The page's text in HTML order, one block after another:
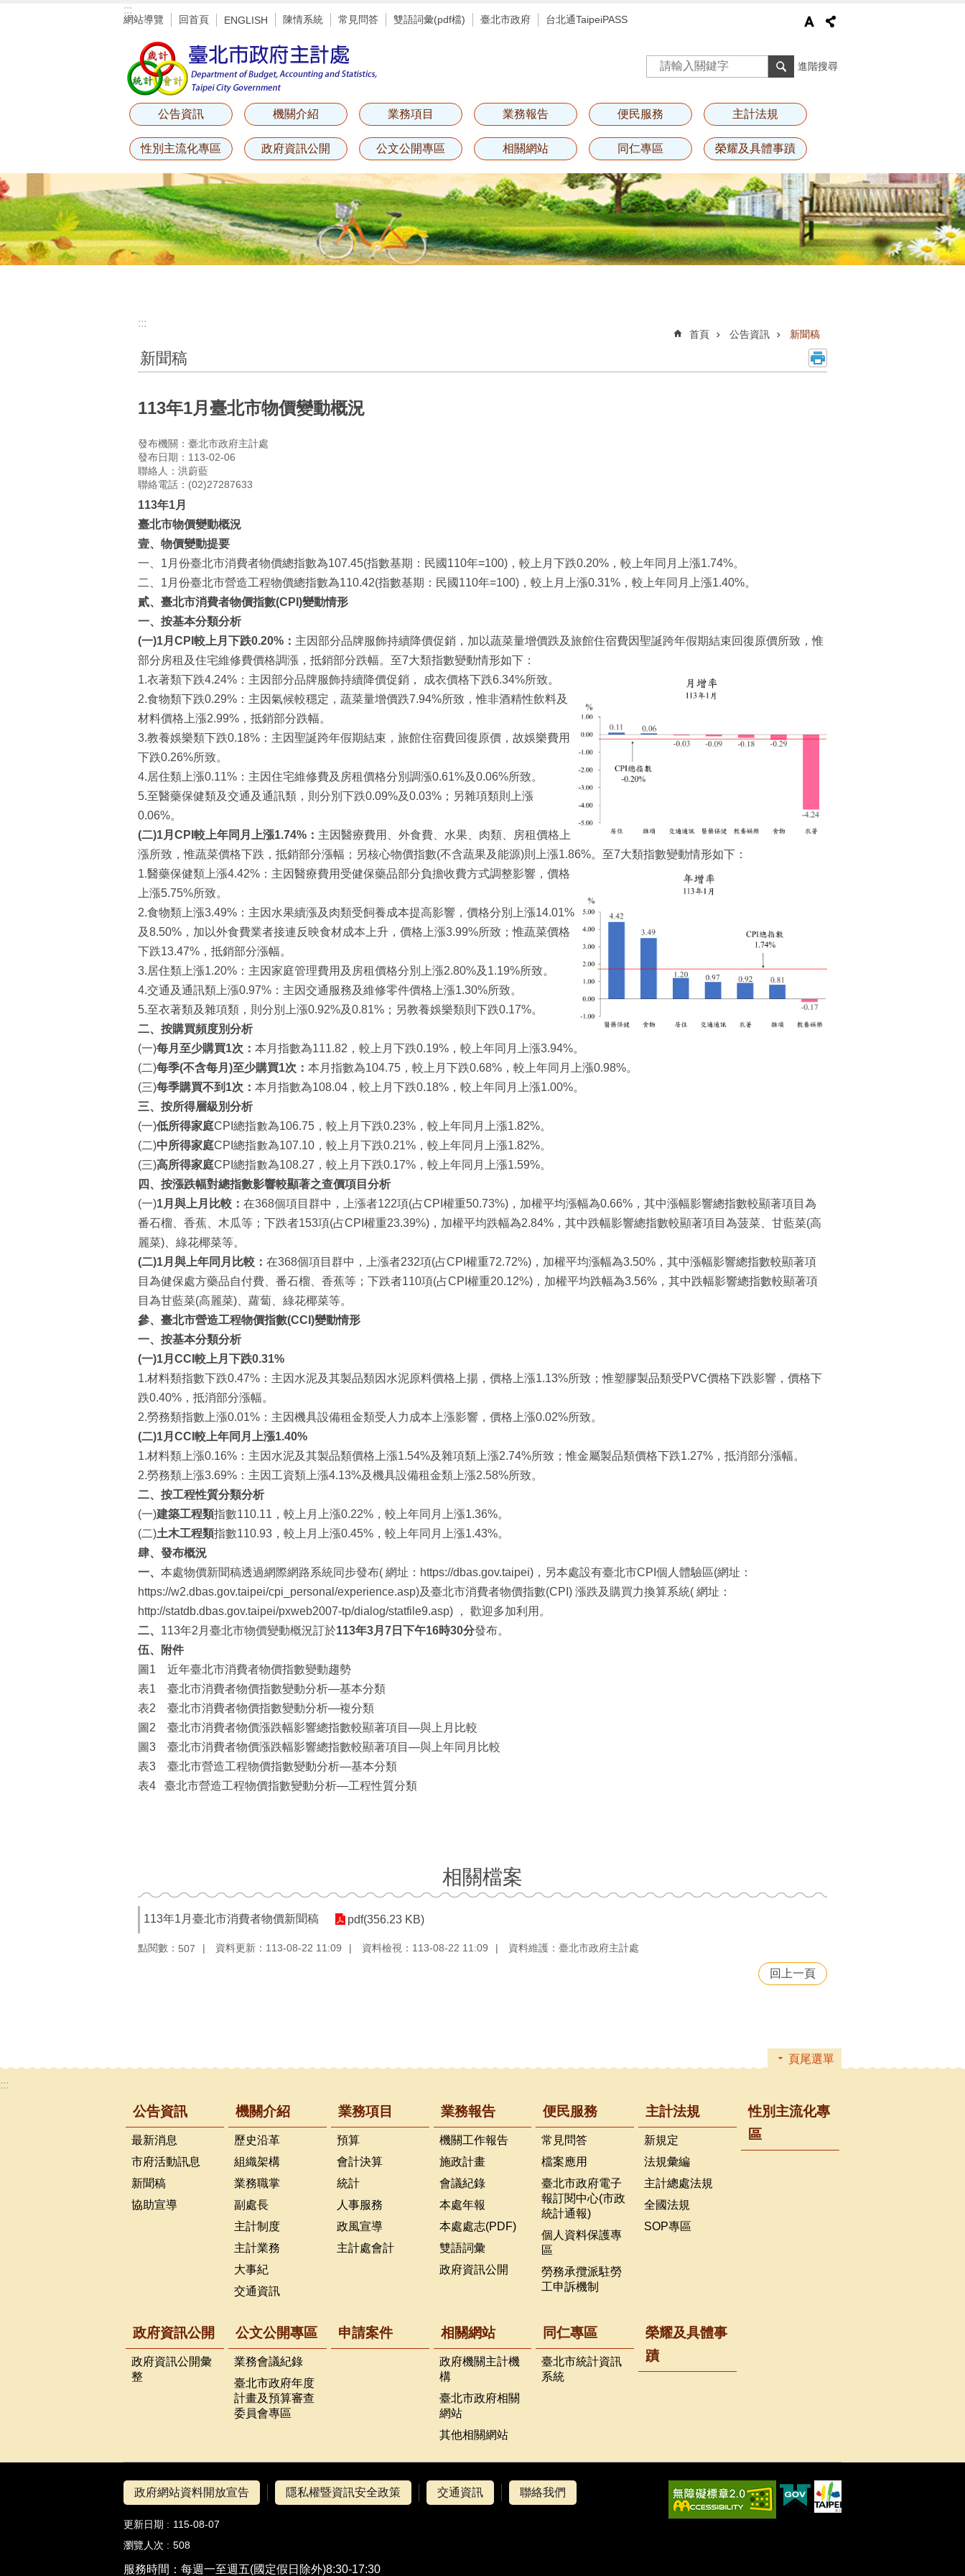
:::
網站導覽 回首頁 ENGLISH 陳情系統 常見問答 雙語詞彙(pdf檔) 臺北市政府 台北通TaipeiPASS
進階搜尋
公告資訊 機關介紹 業務項目 業務報告 便民服務 主計法規
性別主流化專區 政府資訊公開 公文公開專區 相關網站 同仁專區 榮耀及具體事蹟
:::
首頁 公告資訊 新聞稿
新聞稿
113年1月臺北市物價變動概況
發布機關：臺北市政府主計處
發布日期：113-02-06
聯絡人：洪蔚藍
聯絡電話：(02)27287633
113年1月
臺北市物價變動概況
壹、物價變動提要
一、1月份臺北市消費者物價總指數為107.45(指數基期：民國110年=100)，較上月下跌0.20%，較上年同月上漲1.74%。
二、1月份臺北市營造工程物價總指數為110.42(指數基期：民國110年=100)，較上月上漲0.31%，較上年同月上漲1.40%。
貳、 臺北市消費者物價指數(CPI)變動情形
一、 按基本分類分析
(一)1月 CPI 較上月下跌0.20% ： 主因部分品牌服飾持續降價促銷，加以蔬菜量增價跌及旅館住宿費因聖誕跨年假期結束回復原價所致，惟
部分房租及住宅維修費價格調漲，抵銷部分跌幅。至7大類指數變動情形如下：
1.衣著類下跌4.24%：主因部分品牌服飾持續降價促銷， 成衣價格下跌6.34%所致。
2.食物類下跌0.29%：主因氣候較穩定，蔬菜量增價跌7.94%所致，惟非酒精性飲料及
材料價格上漲2.99%，抵銷部分跌幅。
3.教養娛樂類下跌0.18%：主因聖誕跨年假期結束，旅館住宿費回復原價，故娛樂費用
下跌0.26%所致。
4.居住類上漲0.11%：主因住宅維修費及房租價格分別調漲0.61%及0.06%所致。
5.至醫藥保健類及交通及通訊類，則分別下跌0.09%及0.03%；另雜項類則上漲
0.06%。
(二)1月 CPI 較上年同月上漲1.74% ： 主因醫療費用、外食費、水果、肉類、房租價格上
漲所致，惟蔬菜價格下跌，抵銷部分漲幅；另核心物價指數(不含蔬果及能源)則上漲1.86%。至7大類指數變動情形如下：
1.醫藥保健類上漲4.42%：主因醫療費用受健保藥品部分負擔收費方式調整影響，價格
上漲5.75%所致。
2.食物類上漲3.49%：主因水果續漲及肉類受飼養成本提高影響，價格分別上漲14.01%
及8.50%，加以外食費業者接連反映食材成本上升，價格上漲3.99%所致；惟蔬菜價格
下跌13.47%，抵銷部分漲幅。
3.居住類上漲1.20%：主因家庭管理費用及房租價格分別上漲2.80%及1.19%所致。
4.交通及通訊類上漲0.97%：主因交通服務及維修零件價格上漲1.30%所致。
5.至衣著類及雜項類，則分別上漲0.92%及0.81%；另教養娛樂類則下跌0.17%。
二、 按購買頻度別分析
(一)每月至少購買1次 ： 本月指數為111.82，較上月下跌0.19%，較上年同月上漲3.94%。
(二)每季(不含每月 )至少購買1次 ： 本月指數為104.75，較上月下跌0.68%，較上年同月上漲0.98%。
(三)每季購買不到 1次 ： 本月指數為108.04，較上月下跌0.18%，較上年同月上漲1.00%。
三、 按所得層級別分析
(一)低所得家庭CPI總指數為106.75，較上月下跌0.23%，較上年同月上漲1.82%。
(二)中所得家庭CPI總指數為107.10，較上月下跌0.21%，較上年同月上漲1.82%。
(三)高所得家庭CPI總指數為108.27，較上月下跌0.17%，較上年同月上漲1.59%。
四、按漲跌幅對總指數影響較顯著之查價項目分析
(一)1月 與 上 月比較： 在368個項目群中，上漲者122項(占CPI權重50.73%)，加權平均漲幅為0.66%，其中漲幅影響總指數較顯著項目為
番石榴、香蕉、木瓜等；下跌者153項(占CPI權重23.39%)，加權平均跌幅為2.84%，其中跌幅影響總指數較顯著項目為菠菜、甘藍菜(高
麗菜)、綠花椰菜等。
(二)1月 與 上年同 月比較： 在368個項目群中，上漲者232項(占CPI權重72.72%)，加權平均漲幅為3.50%，其中漲幅影響總指數較顯著項
目為健保處方藥品自付費、番石榴、香蕉等；下跌者110項(占CPI權重20.12%)，加權平均跌幅為3.56%，其中跌幅影響總指數較顯著項
目為甘藍菜(高麗菜)、蘿蔔、綠花椰菜等。
參、 臺北市營造工程物價指數(CCI)變動情形
一、按基本分類分析
(一)1月 CCI 較上月下跌0.31%
1.材料類指數下跌0.47%：主因水泥及其製品類因水泥原料價格上揚，價格上漲1.13%所致；惟塑膠製品類受PVC價格下跌影響，價格下
跌0.40%，抵消部分漲幅。
2.勞務類指數上漲0.01%：主因機具設備租金類受人力成本上漲影響，價格上漲0.02%所致。
(二)1月 CCI 較上年同月上漲1.40%
1.材料類上漲0.16%：主因水泥及其製品類價格上漲1.54%及雜項類上漲2.74%所致；惟金屬製品類價格下跌1.27%，抵消部分漲幅。
2.勞務類上漲3.69%：主因工資類上漲4.13%及機具設備租金類上漲2.58%所致。
二、按工程性質分類分析
(一)建築工程類指數110.11，較上月上漲0.22%，較上年同月上漲1.36%。
(二)土木工程類指數110.93，較上月上漲0.45%，較上年同月上漲1.43%。
肆、發布概況
一、 本處物價新聞稿透過網際網路系統同步發布( 網址：https://dbas.gov.taipei)，另本處設有臺北市CPI個人體驗區(網址：
https://w2.dbas.gov.taipei/cpi_personal/experience.asp)及臺北市消費者物價指數(CPI) 漲跌及購買力換算系統( 網址：
http://statdb.dbas.gov.taipei/pxweb2007-tp/dialog/statfile9.asp) ， 歡迎多加利用。
二、 113年2月臺北市物價變動概況訂於113年3月 7 日 下午16時30分發布。
伍、附件
圖1 近年臺北市消費者物價指數變動趨勢
表1 臺北市消費者物價指數變動分析―基本分類
表2 臺北市消費者物價指數變動分析―複分類
圖2 臺北市消費者物價漲跌幅影響總指數較顯著項目—與上月比較
圖3 臺北市消費者物價漲跌幅影響總指數較顯著項目—與上年同月比較
表3 臺北市營造工程物價指數變動分析—基本分類
表4 臺北市營造工程物價指數變動分析—工程性質分類
相關檔案
113年1月臺北市消費者物價新聞稿 pdf(356.23 KB)
點閱數： 507 資料更新：113-08-22 11:09 資料檢視：113-08-22 11:09 資料維護：臺北市政府主計處
回上一頁
頁尾選單
:::
公告資訊
最新消息
市府活動訊息
新聞稿
協助宣導
機關介紹
歷史沿革
組織架構
業務職掌
副處長
主計制度
主計業務
大事紀
交通資訊
業務項目
預算
會計決算
統計
人事服務
政風宣導
主計處會計
業務報告
機關工作報告
施政計畫
會議紀錄
本處年報
本處處志(PDF)
雙語詞彙
政府資訊公開
便民服務
常見問答
檔案應用
臺北市政府電子
報訂閱中心(市政
統計通報)
個人資料保護專
區
勞務承攬派駐勞
工申訴機制
主計法規
新規定
法規彙編
主計總處法規
全國法規
SOP專區
性別主流化專
區
政府資訊公開
政府資訊公開彙
整
公文公開專區
業務會議紀錄
臺北市政府年度
計畫及預算審查
委員會專區
申請案件 相關網站
政府機關主計機
構
臺北市政府相關
網站
其他相關網站
同仁專區
臺北市統計資訊
系統
榮耀及具體事
蹟
政府網站資料開放宣告 隱私權暨資訊安全政策 交通資訊 聯絡我們
更新日期
115-08-07
瀏覽人次
508
服務時間：每週一至週五(國定假日除外)8:30-17:30